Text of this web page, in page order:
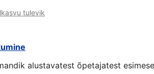
tulevik
alustavatest õpetajatest